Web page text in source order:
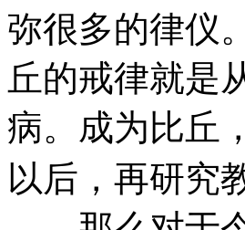
弥很多的律仪
丘的戒律就是
病。成为比丘
以后，再研究